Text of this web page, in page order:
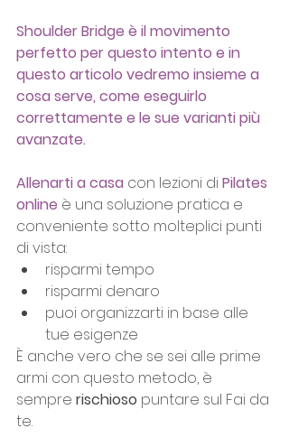
Shoulder Bridge è il movimento
perfetto per questo intento e in
questo articolo vedremo insieme a
cosa serve, come eseguirlo
correttamente e le sue varianti più
avanzate.
Allenarti a casa con lezioni di Pilates
online è una soluzione pratica e
conveniente sotto molteplici punti
di vista:
risparmi tempo
risparmi denaro
puoi organizzarti in base alle
tue esigenze
È anche vero che se sei alle prime
armi con questo metodo, è
sempre rischioso puntare sul Fai da
te.